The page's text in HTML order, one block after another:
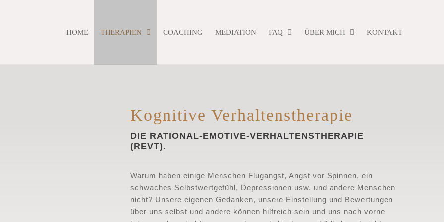
HOME THERAPIEN COACHING MEDIATION FAQ ÜBER MICH KONTAKT
Kognitive Verhaltenstherapie
DIE RATIONAL-EMOTIVE-VERHALTENSTHERAPIE
(REVT).
Warum haben einige Menschen Flugangst, Angst vor Spinnen, ein
schwaches Selbstwertgefühl, Depressionen usw. und andere Menschen
nicht? Unsere eigenen Gedanken, unsere Einstellung und Bewertungen
über uns selbst und andere können hilfreich sein und uns nach vorne